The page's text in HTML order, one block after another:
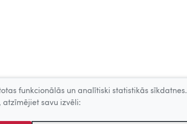
funkcionālās un analītiski statistikās sīkdatnes.
atzīmējiet savu izvēli: